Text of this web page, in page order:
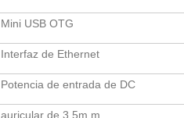
Mini USB OTG
Interfaz de Ethernet
Potencia de entrada de DC
auricular de 3.5m m